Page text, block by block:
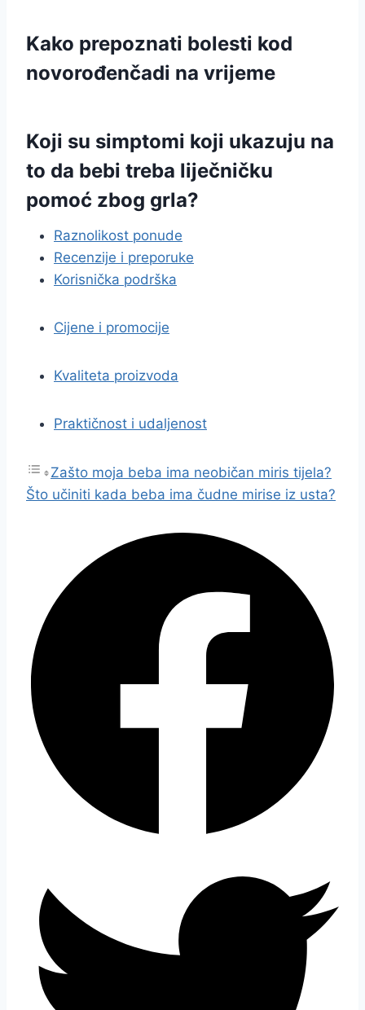
Kako prepoznati bolesti kod
novorođenčadi na vrijeme
Koji su simptomi koji ukazuju na
to da bebi treba liječničku
pomoć zbog grla?
Raznolikost ponude
Recenzije i preporuke
Korisnička podrška
Cijene i promocije
Kvaliteta proizvoda
Praktičnost i udaljenost
Zašto moja beba ima neobičan miris tijela?
Što učiniti kada beba ima čudne mirise iz usta?